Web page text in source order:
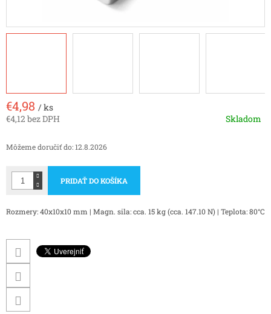
€4,98 / ks
€4,12 bez DPH
cena:
Skladom
Môžeme doručiť do:12.8.2026
PRIDAŤ DO KOŠÍKA
Rozmery: 40x10x10 mm | Magn. sila: cca. 15 kg (cca. 147.10 N) | Teplota: 80°C